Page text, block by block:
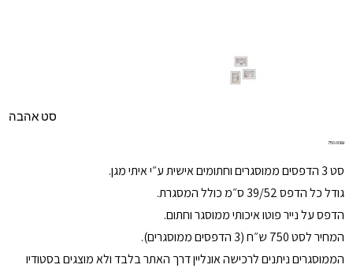
סט אהבה
מחיר‏750.00 ‏₪
סט 3 הדפסים ממוסגרים וחתומים אישית ע״י איתי מגן.
גודל כל הדפס 39/52 ס״מ כולל המסגרת.
הדפס על נייר פוטו איכותי ממוסגר וחתום.
המחיר לסט 750 ש״ח (3 הדפסים ממוסגרים).
הממוסגרים ניתנים לרכישה אונליין דרך האתר בלבד ולא מוצגים בסטודיו